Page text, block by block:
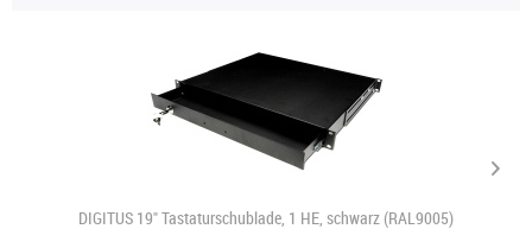
DIGITUS 19" Tastaturschublade, 1 HE, schwarz (RAL9005)